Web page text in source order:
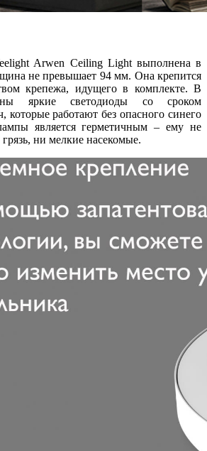
Arwen Ceiling Light выполнена в
не превышает 94 мм. Она крепится
крепежа, идущего в комплекте. В
яркие светодиоды со сроком
которые работают без опасного синего
является герметичным – ему не
ни мелкие насекомые.